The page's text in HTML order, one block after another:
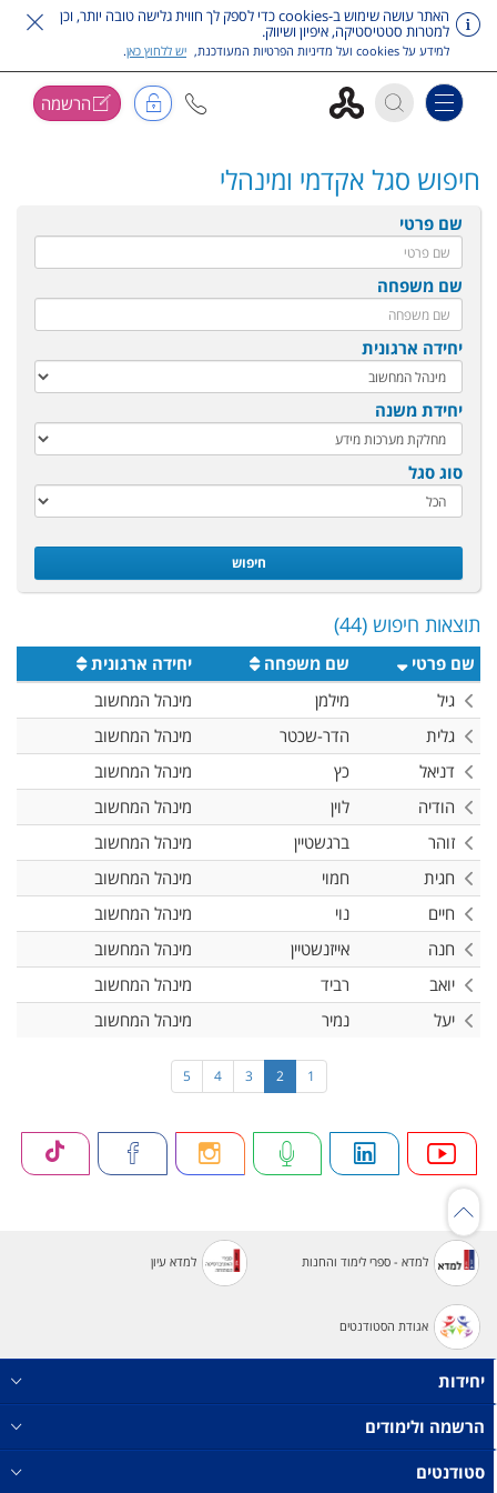
האתר עושה שימוש ב-cookies כדי לספק לך חווית גלישה טובה יותר, וכן
למטרות סטטיסטיקה, איפיון ושיווק.
למידע על cookies ועל מדיניות הפרטיות המעודכנת, יש ללחוץ כאן.
Toggle navigation הרשמה
חיפוש סגל אקדמי ומינהלי
שם פרטי
שם משפחה
יחידה ארגונית
יחידת משנה
סוג סגל
חיפוש
תוצאות חיפוש (44)
שם פרטי שם משפחה
יחידה ארגונית
גיל
מילמן
מינהל המחשוב
גלית
הדר-שכטר
מינהל המחשוב
דניאל
כץ
מינהל המחשוב
הודיה
לוין
מינהל המחשוב
זוהר
ברגשטיין
מינהל המחשוב
חגית
חמוי
מינהל המחשוב
חיים
נוי
מינהל המחשוב
חנה
אייזנשטיין
מינהל המחשוב
יואב
רביד
מינהל המחשוב
יעל
נמיר מינהל המחשוב
1
2
3
4
5
למדא - ספרי לימוד והחנות למדא עיון
אגודת הסטודנטים
יחידות
הרשמה ולימודים
סטודנטים